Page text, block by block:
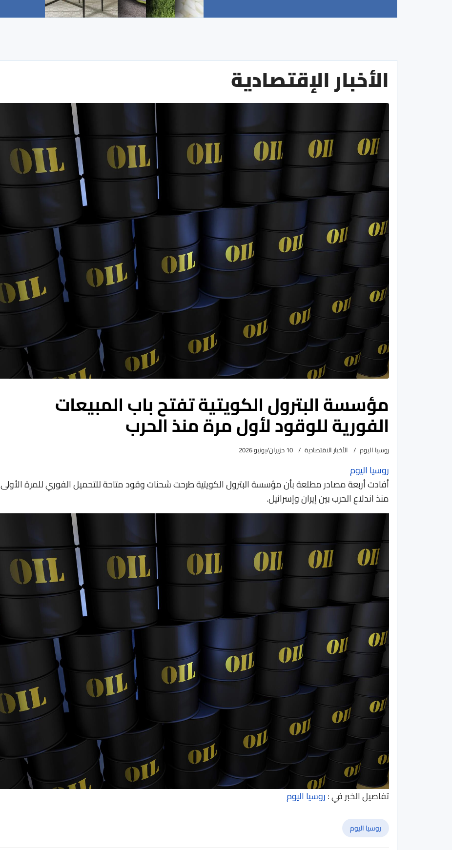
الأخبار الإقتصادية
مؤسسة البترول الكويتية تفتح باب المبيعات
الفورية للوقود لأول مرة منذ الحرب
روسيا اليوم الأخبار الاقتصادية 10 حزيران/يونيو 2026
روسيا اليوم
أفادت أربعة مصادر مطلعة بأن مؤسسة البترول الكويتية طرحت شحنات وقود متاحة للتحميل الفوري للمرة الأولى
منذ اندلاع الحرب بين إيران وإسرائيل.
تفاصيل الخبر في :روسيا اليوم
روسيا اليوم